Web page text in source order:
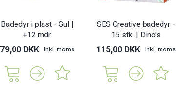
Badedyr i plast - Gul |
+12 mdr.
79,00 DKK Inkl. moms
SES Creative badedyr -
15 stk. | Dino's
115,00 DKK Inkl. moms